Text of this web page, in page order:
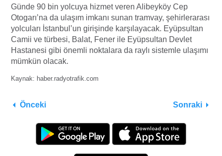
Günde 90 bin yolcuya hizmet veren Alibeyköy Cep
Otogarı’na da ulaşım imkanı sunan tramvay, şehirlerarası
yolcuları İstanbul’un girişinde karşılayacak. Eyüpsultan
Camii ve türbesi, Balat, Fener ile Eyüpsultan Devlet
Hastanesi gibi önemli noktalara da raylı sistemle ulaşımı
mümkün olacak.
Kaynak: haber.radyotrafik.com
Önceki Sonraki